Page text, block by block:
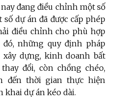
đang điều chỉnh một số
dự án đã được cấp phép
điều chỉnh cho phù hợp
đó, những quy định pháp
xây dựng, kinh doanh bất
đổi, còn chồng chéo,
đến thời gian thực hiện
khai dự án kéo dài.